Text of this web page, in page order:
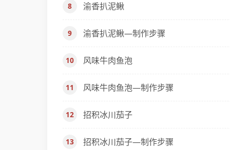
渝香扒泥鳅
渝香扒泥鳅—制作步骤
风味牛肉鱼泡
风味牛肉鱼泡—制作步骤
招积冰川茄子
招积冰川茄子—制作步骤